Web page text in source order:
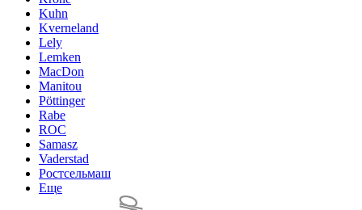
Kuhn
Kverneland
Lely
Lemken
MacDon
Manitou
Pöttinger
Rabe
ROC
Samasz
Vaderstad
Ростсельмаш
Еще